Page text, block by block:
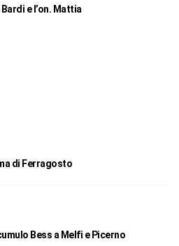
e l’on. Mattia
di Ferragosto
Bess a Melfi e Picerno